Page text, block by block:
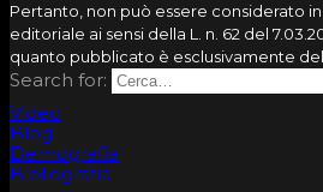
Pertanto, non può essere considerato
editoriale ai sensi della L. n. 62 del
quanto pubblicato è esclusivamente
Search for:
Video
Blog
Demografia
Bibliografia